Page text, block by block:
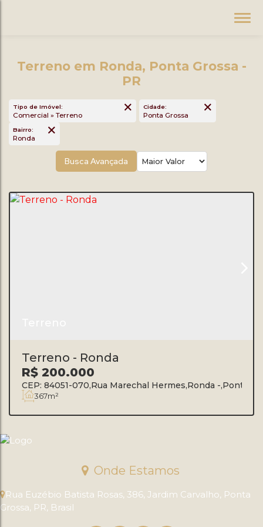
Terreno em Ronda, Ponta Grossa -
PR
Tipo de Imóvel:
Comercial » Terreno
Cidade:
Bairro:
Busca Avançada
Terreno - Ronda
R$200.000
CEP: 84051-070,Rua Marechal Hermes,Ronda ,Ponta
367m²
Onde Estamos
Rua Euzébio Batista Rosas, 386, Jardim Carvalho, Ponta
Grossa, PR, Brasil